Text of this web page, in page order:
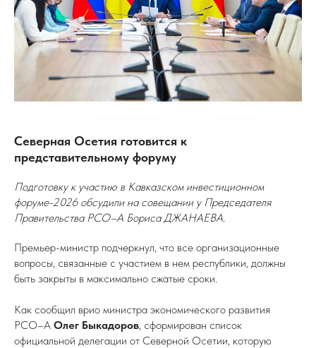
Северная Осетия готовится к
представительному форуму
Подготовку к участию в Кавказском инвестиционном
форуме-2026 обсудили на совещании у Председателя
Правительства РСО–А Бориса ДЖАНАЕВА.
Премьер-министр подчеркнул, что все организационные
вопросы, связанные с участием в нем республики, должны
быть закрыты в максимально сжатые сроки.
Как сообщил врио министра экономического развития
РСО–А Олег Быкадоров, сформирован список
официальной делегации от Северной Осетии, которую